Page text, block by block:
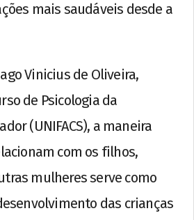
mais saudáveis desde a
Vinicius de Oliveira,
de Psicologia da
(UNIFACS), a maneira
com os filhos,
mulheres serve como
das crianças